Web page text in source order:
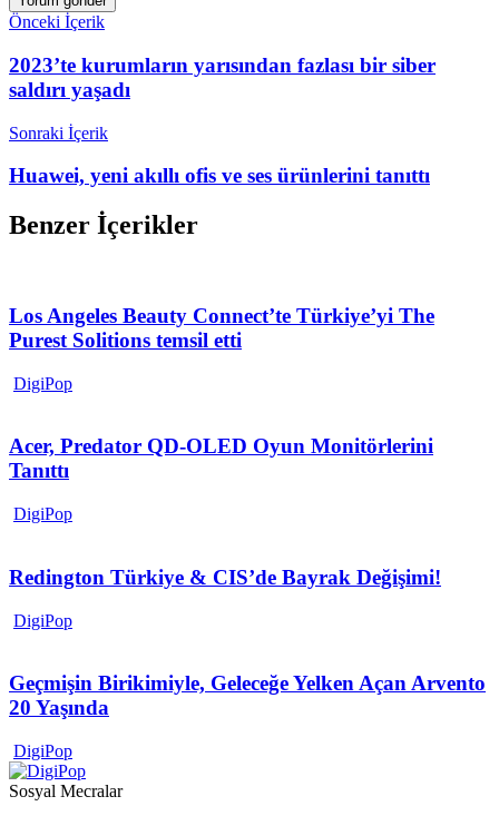
Önceki İçerik
2023’te kurumların yarısından fazlası bir siber
saldırı yaşadı
Sonraki İçerik
Huawei, yeni akıllı ofis ve ses ürünlerini tanıttı
Benzer İçerikler
Los Angeles Beauty Connect’te Türkiye’yi The
Purest Solitions temsil etti
DigiPop
Acer, Predator QD-OLED Oyun Monitörlerini
Tanıttı
DigiPop
Redington Türkiye & CIS’de Bayrak Değişimi!
DigiPop
Geçmişin Birikimiyle, Geleceğe Yelken Açan Arvento
20 Yaşında
DigiPop
Sosyal Mecralar